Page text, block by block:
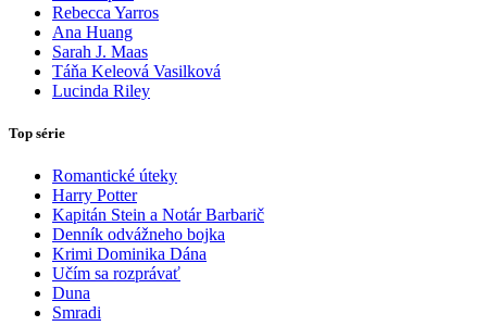
Rebecca Yarros
Ana Huang
Sarah J. Maas
Táňa Keleová Vasilková
Lucinda Riley
Top série
Romantické úteky
Harry Potter
Kapitán Stein a Notár Barbarič
Denník odvážneho bojka
Krimi Dominika Dána
Učím sa rozprávať
Duna
Smradi